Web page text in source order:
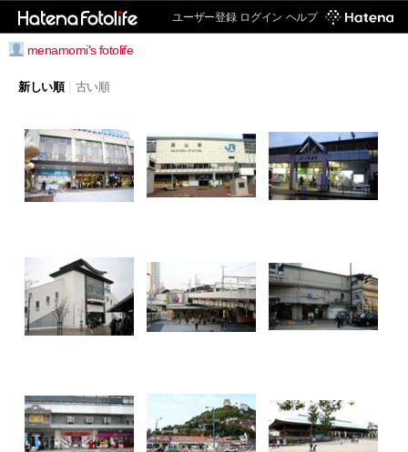
ユーザー登録 ログイン ヘルプ
menamomi's fotolife
新しい順 古い順